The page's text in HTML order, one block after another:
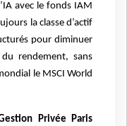
avec le fonds IAM
la classe d’actif
pour diminuer
rendement, sans
le MSCI World
Privée Paris